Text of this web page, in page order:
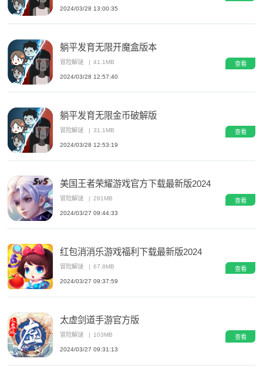
2024/03/28 13:00:35
躺平发育无限开魔盒版本
冒险解谜 | 41.1MB
2024/03/28 12:57:40
查看
躺平发育无限金币破解版
冒险解谜 | 31.1MB
2024/03/28 12:53:19
查看
美国王者荣耀游戏官方下载最新版2024
冒险解谜 | 281MB
2024/03/27 09:44:33
查看
红包消消乐游戏福利下载最新版2024
冒险解谜 | 67.8MB
2024/03/27 09:37:59
查看
太虚剑道手游官方版
冒险解谜 103MB
2024/03/27 09:31:13
查看